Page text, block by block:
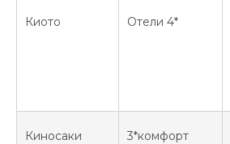
Киото Отели 4*
Киносаки
3*комфорт